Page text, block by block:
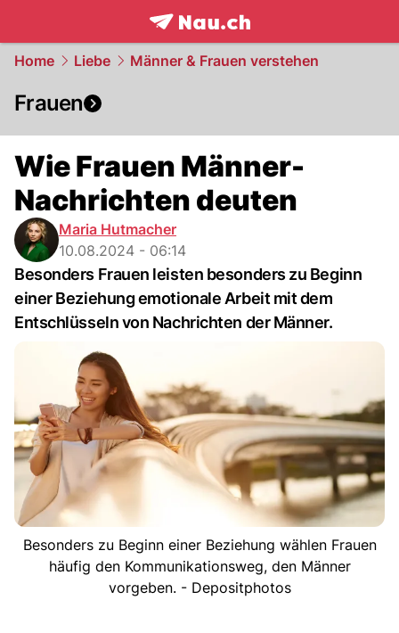
frontpage.NAU.ch
Home Liebe Männer & Frauen verstehen
Frauen
Wie Frauen Männer-
Nachrichten deuten
Maria Hutmacher
10.08.2024 - 06:14
Besonders Frauen leisten besonders zu Beginn
einer Beziehung emotionale Arbeit mit dem
Entschlüsseln von Nachrichten der Männer.
Besonders zu Beginn einer Beziehung wählen Frauen
häufig den Kommunikationsweg, den Männer
vorgeben. - Depositphotos